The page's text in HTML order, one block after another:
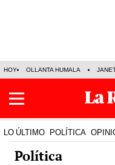
HOY OLLANTA HUMALA
LO ÚLTIMO POLÍTICA
Política